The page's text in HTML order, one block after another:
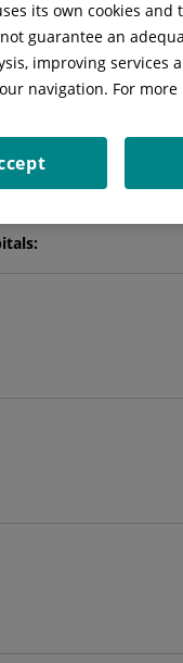
Ana María
CIRURGIA
its own cookies
guarantee an
improving services
navigation. For